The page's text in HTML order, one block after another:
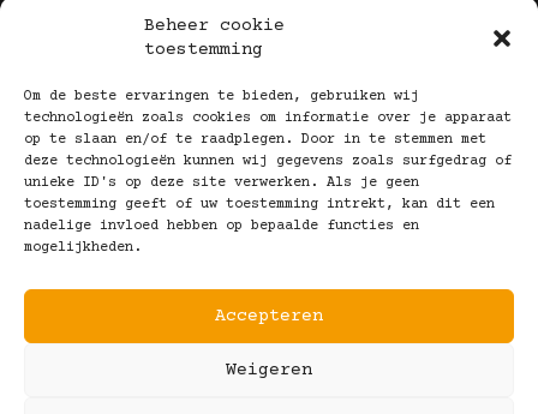
Beheer cookie
toestemming
Om de beste ervaringen te bieden, gebruiken wij
technologieën zoals cookies om informatie over je apparaat
op te slaan en/of te raadplegen. Door in te stemmen met
deze technologieën kunnen wij gegevens zoals surfgedrag of
unieke ID's op deze site verwerken. Als je geen
toestemming geeft of uw toestemming intrekt, kan dit een
nadelige invloed hebben op bepaalde functies en
mogelijkheden.
Accepteren
Weigeren
info@kootbrillen.nl
Volg Ons!
Copyright © 2025 Koot Brillen
Algemene Voorwaarden